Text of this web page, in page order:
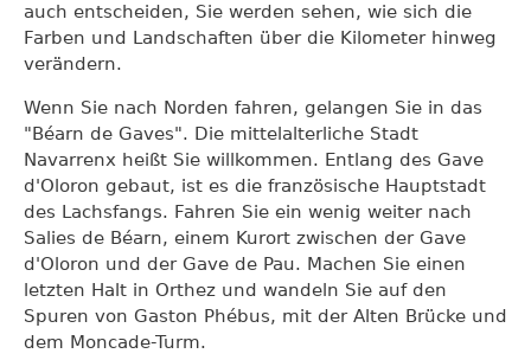
auch entscheiden, Sie werden sehen, wie sich die
Farben und Landschaften über die Kilometer hinweg
verändern.
Wenn Sie nach Norden fahren, gelangen Sie in das
"Béarn de Gaves". Die mittelalterliche Stadt
Navarrenx heißt Sie willkommen. Entlang des Gave
d'Oloron gebaut, ist es die französische Hauptstadt
des Lachsfangs. Fahren Sie ein wenig weiter nach
Salies de Béarn, einem Kurort zwischen der Gave
d'Oloron und der Gave de Pau. Machen Sie einen
letzten Halt in Orthez und wandeln Sie auf den
Spuren von Gaston Phébus, mit der Alten Brücke und
dem Moncade-Turm.